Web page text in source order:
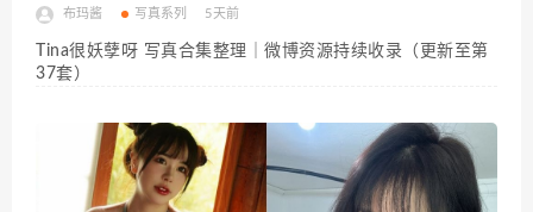
布玛酱 写真系列 5天前
Tina很妖孽呀 写真合集整理｜微博资源持续收录（更新至第
37套）